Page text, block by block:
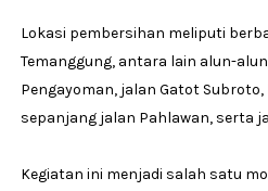
Lokasi pembersihan meliputi
Temanggung, antara lain alun-
Pengayoman, jalan Gatot
sepanjang jalan Pahlawan, serta
Kegiatan ini menjadi salah satu